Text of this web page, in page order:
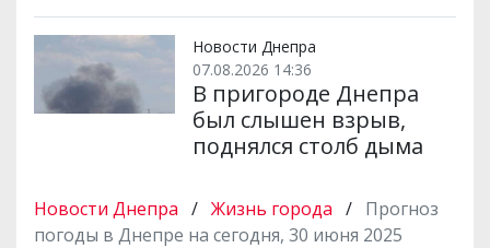
Новости Днепра
07.08.2026 14:36
В пригороде Днепра
был слышен взрыв,
поднялся столб дыма
Новости Днепра / Жизнь города / Прогноз
погоды в Днепре на сегодня, 30 июня 2025